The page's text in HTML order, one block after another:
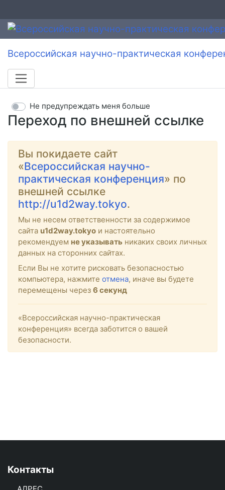
Всероссийская научно-практическая
Переход по внешней ссылке
Не предупреждать меня больше
Вы покидаете сайт
«Всероссийская научно-
практическая конференция» по
внешней ссылке
http://u1d2way.tokyo.
Мы не несем ответственности за содержимое
сайта u1d2way.tokyo и настоятельно
рекомендуем не указывать никаких своих личных
данных на сторонних сайтах.
Если Вы не хотите рисковать безопасностью
компьютера, нажмите отмена, иначе вы будете
перемещены через 6 секунд
«Всероссийская научно-практическая
конференция» всегда заботится о вашей
безопасности.
Контакты